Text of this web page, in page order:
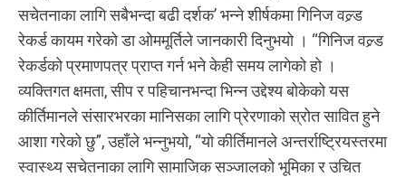
सचेतनाका लागि सबैभन्दा बढी दर्शक’ भन्ने शीर्षकमा गिनिज वल्र्ड
रेकर्ड कायम गरेको डा ओममूर्तिले जानकारी दिनुभयो । “गिनिज वल्र्ड
रेकर्डको प्रमाणपत्र प्राप्त गर्न भने केही समय लागेको हो ।
व्यक्तिगत क्षमता, सीप र पहिचानभन्दा भिन्न उद्देश्य बोकेको यस
कीर्तिमानले संसारभरका मानिसका लागि प्रेरणाको स्रोत सावित हुने
आशा गरेको छु”, उहाँले भन्नुभयो, “यो कीर्तिमानले अन्तर्राष्ट्रियस्तरमा
स्वास्थ्य सचेतनाका लागि सामाजिक सञ्जालको भूमिका र उचित